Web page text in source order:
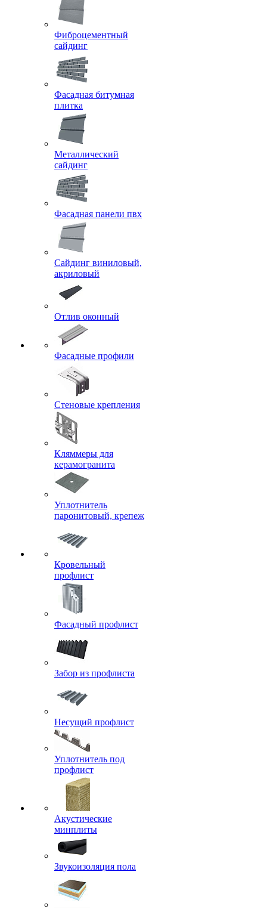
Фиброцементный
сайдинг
Фасадная битумная
плитка
Металлический
сайдинг
Фасадная панели пвх
Сайдинг виниловый,
акриловый
Отлив оконный
Фасадные профили
Стеновые крепления
Кляммеры для
керамогранита
Уплотнитель
паронитовый, крепеж
Кровельный
профлист
Фасадный профлист
Забор из профлиста
Несущий профлист
Уплотнитель под
профлист
Акустические
минплиты
Звукоизоляция пола